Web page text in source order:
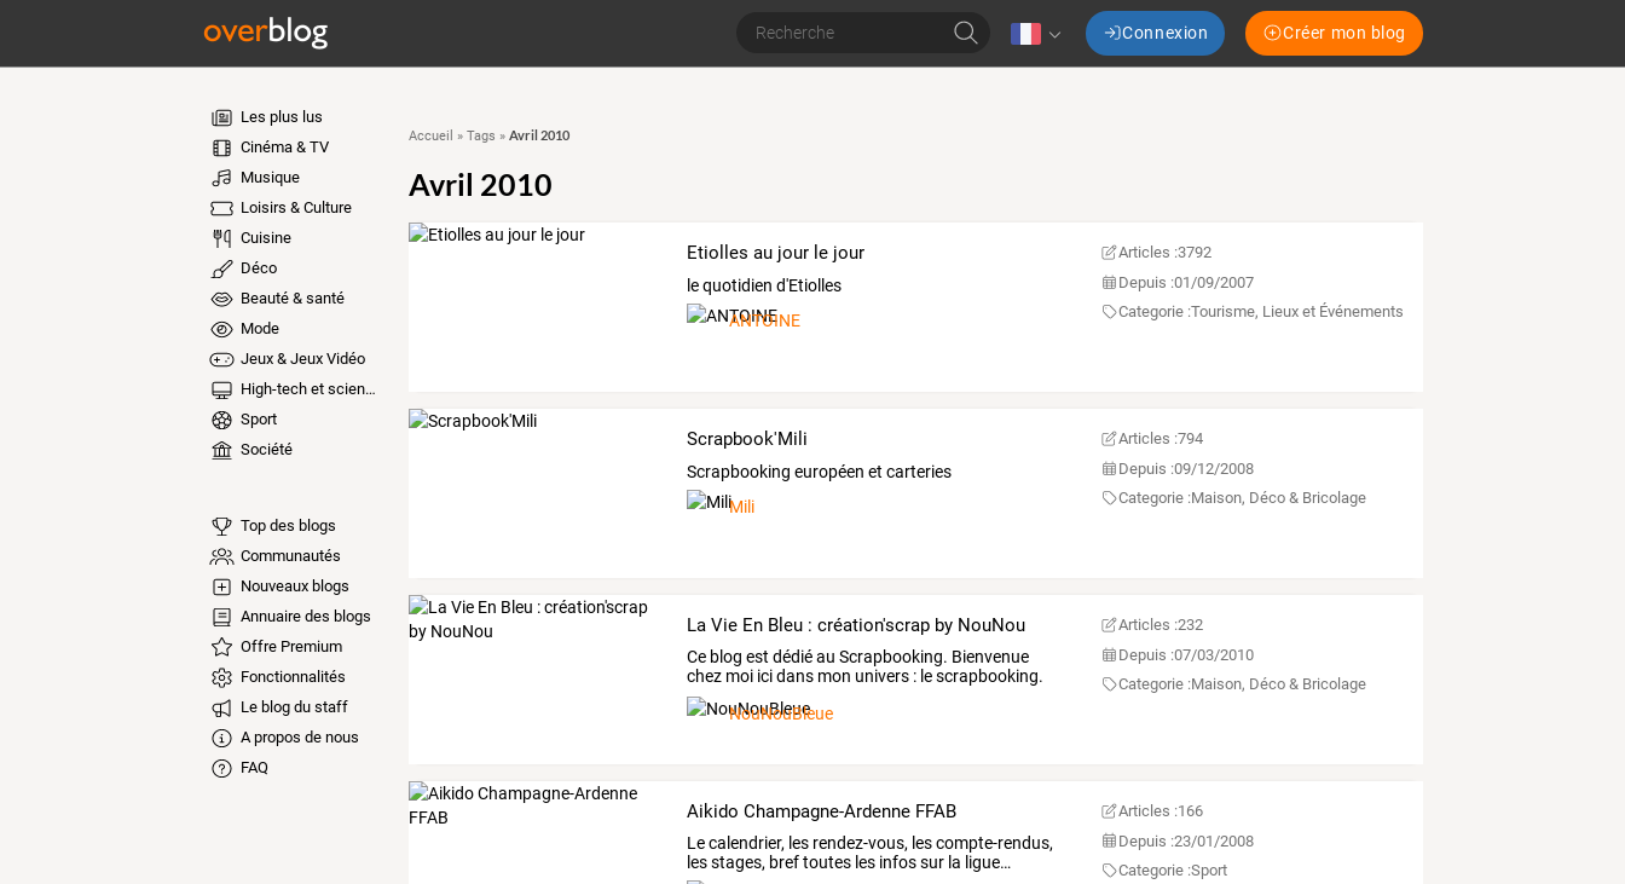
Connexion Créer mon blog
Les plus lus
Cinéma & TV
Musique
Loisirs & Culture
Cuisine
Déco
Beauté & santé
Mode
Jeux & Jeux Vidéo
High-tech et sciences
Sport
Société
Top des blogs
Communautés
Nouveaux blogs
Annuaire des blogs
Offre Premium
Fonctionnalités
Le blog du staff
A propos de nous
FAQ
Accueil » Tags » Avril 2010
Avril 2010
Etiolles au jour le jour
le quotidien d'Etiolles
ANTOINE
Articles :3792
Depuis :01/09/2007
Categorie :Tourisme, Lieux et Événements
Scrapbook'Mili
Scrapbooking européen et carteries
Mili
Articles :794
Depuis :09/12/2008
Categorie :Maison, Déco & Bricolage
La Vie En Bleu : création'scrap by NouNou
Ce blog est dédiéau Scrapbooking. Bienvenue
chez moi icidans mon univers : lescrapbooking.
J'ai
NouNouBleue
Articles :232
Depuis :07/03/2010
Categorie :Maison, Déco & Bricolage
Aikido Champagne-Ardenne FFAB
Lecalendrier, les rendez-vous, lescompte-rendus,
lesstages, breftoutes les infossur la ligue…
Articles :166
Depuis :23/01/2008
Categorie :Sport